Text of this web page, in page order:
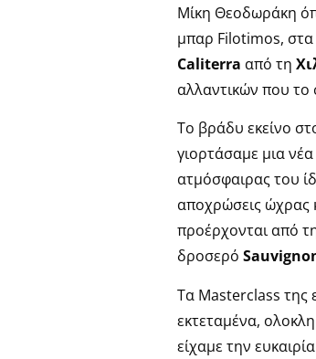
Μίκη Θεοδωράκη
μπαρ Filotimos,
Caliterra από τη
αλλαντικών που
Το βράδυ εκείνο
γιορτάσαμε μια
ατμόσφαιρας του
αποχρώσεις ώχρας
προέρχονται από
δροσερό
Τα Masterclass της
εκτεταμένα,
είχαμε την